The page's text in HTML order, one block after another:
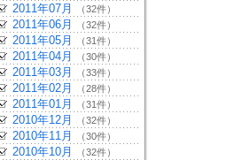
2011年07月 （32件）
2011年06月 （32件）
2011年05月 （31件）
2011年04月 （30件）
2011年03月 （33件）
2011年02月 （28件）
2011年01月 （31件）
2010年12月 （32件）
2010年11月 （30件）
2010年10月 （32件）